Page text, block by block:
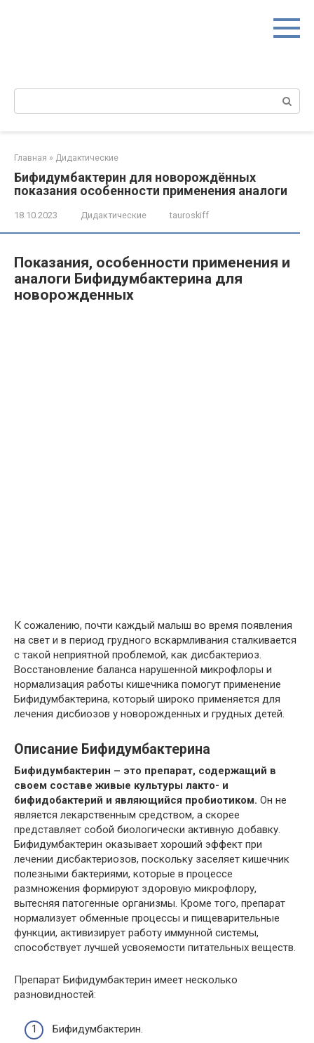
Поиск:
Главная » Дидактические
Бифидумбактерин для новорождённых
показания особенности применения аналоги
18.10.2023 Дидактические tauroskiff
Показания, особенности применения и
аналоги Бифидумбактерина для
новорожденных
К сожалению, почти каждый малыш во время появления
на свет и в период грудного вскармливания сталкивается
с такой неприятной проблемой, как дисбактериоз.
Восстановление баланса нарушенной микрофлоры и
нормализация работы кишечника помогут применение
Бифидумбактерина, который широко применяется для
лечения дисбиозов у новорожденных и грудных детей.
Описание Бифидумбактерина
Бифидумбактерин – это препарат, содержащий в
своем составе живые культуры лакто- и
бифидобактерий и являющийся пробиотиком. Он не
является лекарственным средством, а скорее
представляет собой биологически активную добавку.
Бифидумбактерин оказывает хороший эффект при
лечении дисбактериозов, поскольку заселяет кишечник
полезными бактериями, которые в процессе
размножения формируют здоровую микрофлору,
вытесняя патогенные организмы. Кроме того, препарат
нормализует обменные процессы и пищеварительные
функции, активизирует работу иммунной системы,
способствует лучшей усвояемости питательных веществ.
Препарат Бифидумбактерин имеет несколько
разновидностей:
Бифидумбактерин.